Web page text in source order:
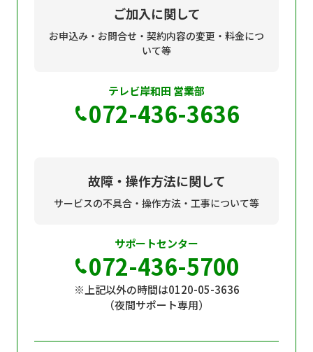
ご加入に関して
お申込み・お問合せ・契約内容の変更・料金につ
いて等
テレビ岸和田 営業部
072-436-3636
故障・操作方法に関して
サービスの不具合・操作方法・工事について等
サポートセンター
072-436-5700
※上記以外の時間は0120-05-3636
（夜間サポート専用）